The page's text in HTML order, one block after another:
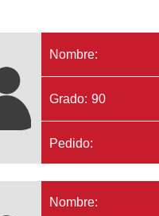
Nombre:
Grado: 90
Pedido:
Nombre: